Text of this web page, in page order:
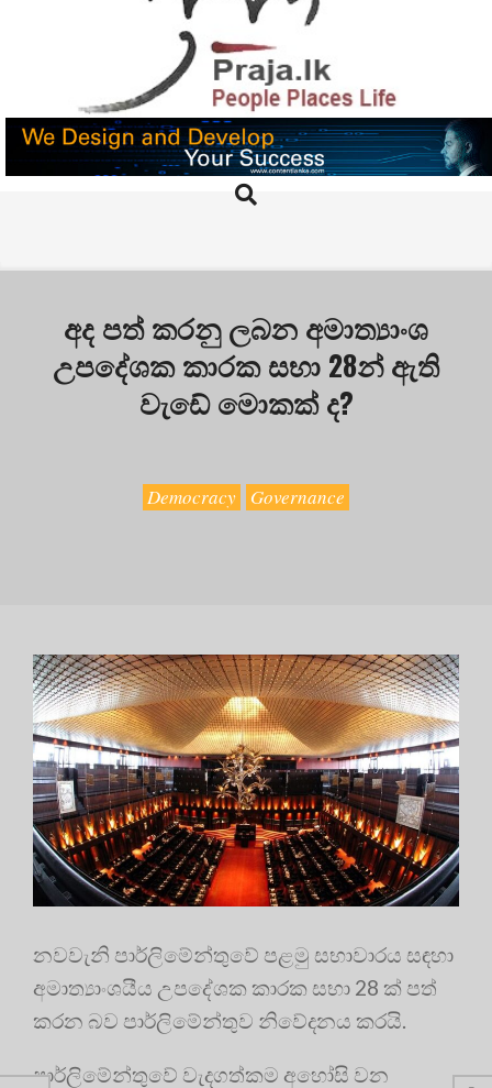
PRAJA.LK
Search
අද පත් කරනු ලබන අමාත්‍යාංශ
උපදේශක කාරක සභා 28න් ඇති
වැඩේ මොකක් ද?
Democracy Governance
නවවැනි පාර්ලිමේන්තුවේ පළමු සභාවාරය සඳහා
අමාත්‍යාංශයීය උපදේශක කාරක සභා 28 ක් පත්
කරන බව පාර්ලිමේන්තුව නිවේදනය කරයි.
පාර්ලිමේන්තුවේ වැදගත්කම අහෝසි වන